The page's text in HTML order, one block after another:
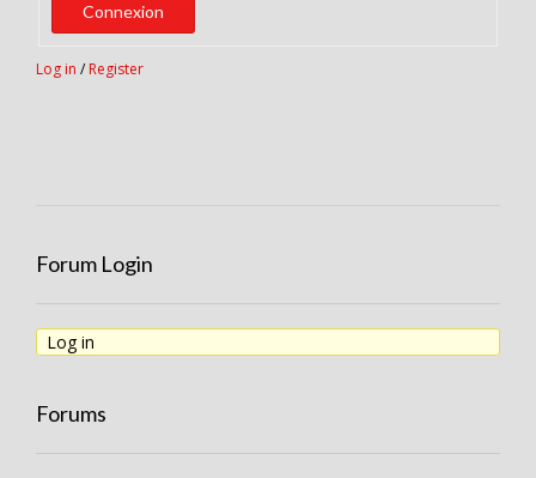
Connexion
Log in / Register
Forum Login
Log in
Forums